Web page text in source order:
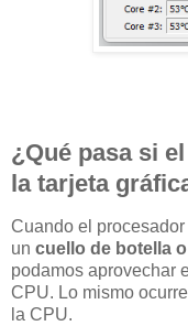
¿Qué pasa si
la tarjeta
Cuando el
un cuello de botella o
podamos aprovechar
CPU. Lo mismo
la CPU.